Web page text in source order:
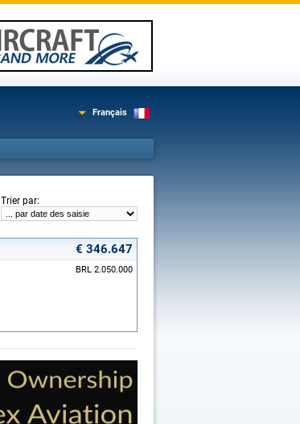
Français
Trier par:
€ 346.647
BRL 2.050.000